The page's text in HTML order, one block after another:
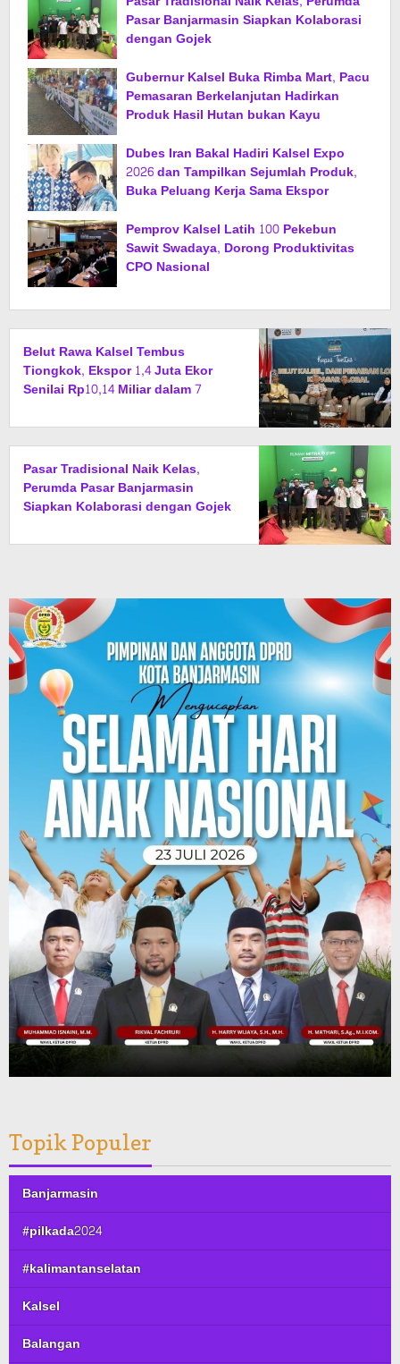
Pasar Banjarmasin Siapkan Kolaborasi
dengan Gojek
Gubernur Kalsel Buka Rimba Mart, Pacu
Pemasaran Berkelanjutan Hadirkan
Produk Hasil Hutan bukan Kayu
Dubes Iran Bakal Hadiri Kalsel Expo
2026 dan Tampilkan Sejumlah Produk,
Buka Peluang Kerja Sama Ekspor
Pemprov Kalsel Latih 100 Pekebun
Sawit Swadaya, Dorong Produktivitas
CPO Nasional
Belut Rawa Kalsel Tembus
Tiongkok, Ekspor 1,4 Juta Ekor
Senilai Rp10,14 Miliar dalam 7
Pasar Tradisional Naik Kelas,
Perumda Pasar Banjarmasin
Siapkan Kolaborasi dengan Gojek
Topik Populer
Banjarmasin
#pilkada2024
#kalimantanselatan
Kalsel
Balangan